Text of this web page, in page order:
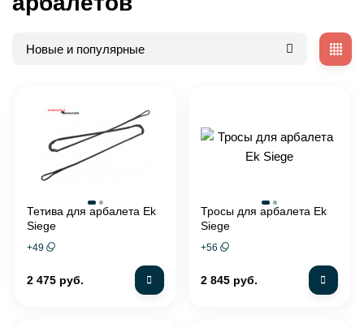
Новые и популярные
Тетива для арбалета Ek
Siege
+49
2 475 руб.
Тросы для арбалета Ek
Siege
+56
2 845 руб.